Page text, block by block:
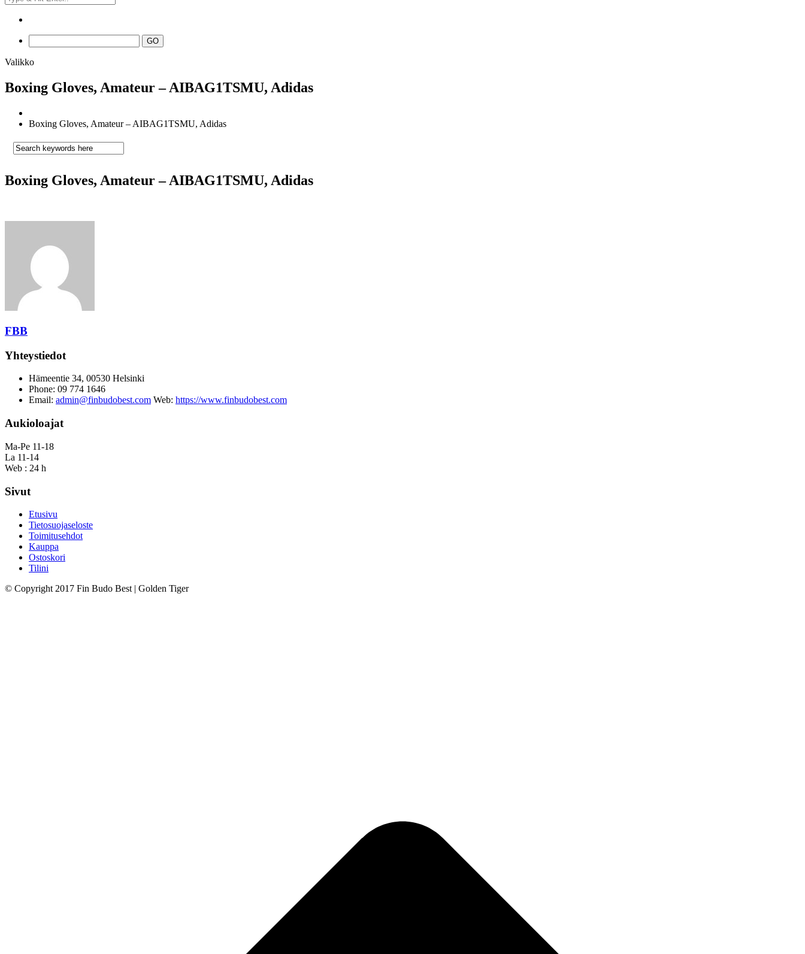
Valikko
Boxing Gloves, Amateur – AIBAG1TSMU, Adidas
Boxing Gloves, Amateur – AIBAG1TSMU, Adidas
Boxing Gloves, Amateur – AIBAG1TSMU, Adidas
FBB
Yhteystiedot
Hämeentie 34, 00530 Helsinki
Phone: 09 774 1646
Email: admin@finbudobest.com Web: https://www.finbudobest.com
Aukioloajat
Ma-Pe 11-18
La 11-14
Web : 24 h
Sivut
Etusivu
Tietosuojaseloste
Toimitusehdot
Kauppa
Ostoskori
Tilini
© Copyright 2017 Fin Budo Best | Golden Tiger